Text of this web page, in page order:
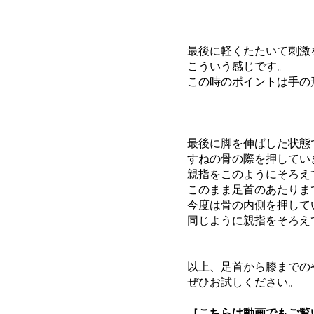
最後に軽くたたいて刺
こういう感じです。
この時のポイントは手
最後に脚を伸ばした状
すねの骨の際を押してい
親指をこのようにそろ
このまま足首のあたり
今度は骨の内側を押して
同じように親指をそろ
以上、足首から膝まで
ぜひお試しください。